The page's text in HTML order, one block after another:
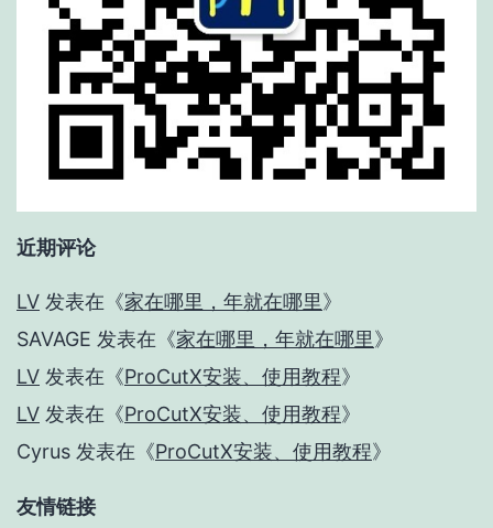
近期评论
LV 发表在《家在哪里，年就在哪里》
SAVAGE 发表在《家在哪里，年就在哪里》
LV 发表在《ProCutX安装、使用教程》
LV 发表在《ProCutX安装、使用教程》
Cyrus 发表在《ProCutX安装、使用教程》
友情链接